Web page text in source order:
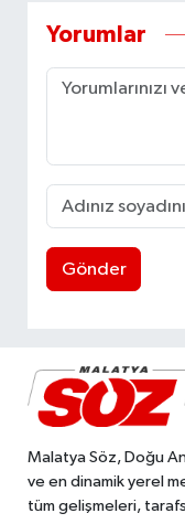
Yorumlar
Gönder
Malatya Söz, Doğu
ve en dinamik yerel
tüm gelişmeleri,